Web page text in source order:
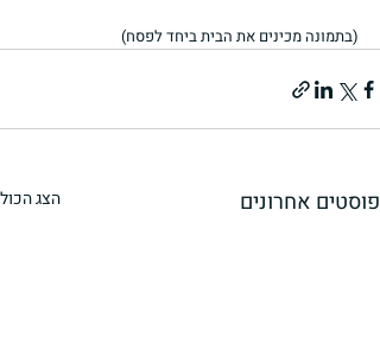
(בתמונה מכינים את הבית ביחד לפסח)
פוסטים אחרונים הצג הכול